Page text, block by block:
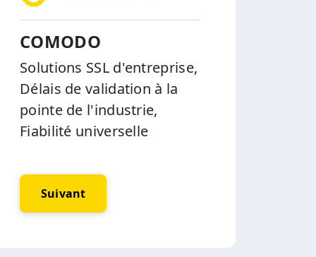
COMODO
Solutions SSL d'entreprise,
Délais de validation à la
pointe de l'industrie,
Fiabilité universelle
Suivant